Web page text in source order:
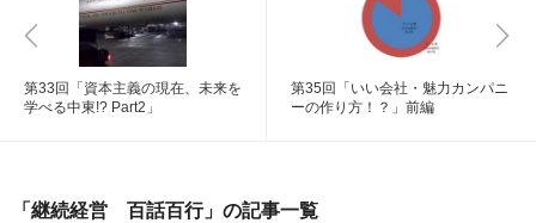
第33回「資本主義の現在、未来を
学べる中東!? Part2」
第35回「いい会社・魅力カンパニ
ーの作り方！？」前編
「継続経営 百話百行」の記事一覧